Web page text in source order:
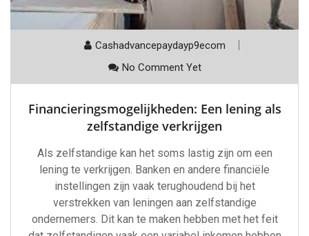
Cashadvancepaydayp9ecom
No Comment Yet
Financieringsmogelijkheden: Een lening als
zelfstandige verkrijgen
Als zelfstandige kan het soms lastig zijn om een
lening te verkrijgen. Banken en andere financiële
instellingen zijn vaak terughoudend bij het
verstrekken van leningen aan zelfstandige
ondernemers. Dit kan te maken hebben met het feit